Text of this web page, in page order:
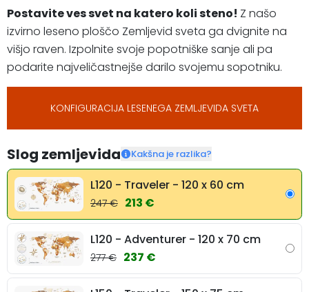
Postavite ves svet na katero koli steno! Z našo
izvirno leseno ploščo Zemljevid sveta ga dvignite na
višjo raven. Izpolnite svoje popotniške sanje ali pa
podarite najveličastnejše darilo svojemu sopotniku.
KONFIGURACIJA LESENEGA ZEMLJEVIDA SVETA
Slog zemljevida Kakšna je razlika?
L120 - Traveler - 120 x 60 cm
247 € 213 €
L120 - Adventurer - 120 x 70 cm
277 € 237 €